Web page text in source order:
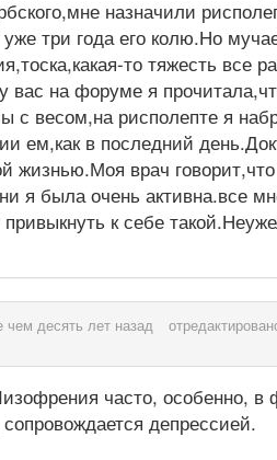
назначили
три года его колю.Но
то тяжесть все
вас на форуме я
весом,на рисполепте я
ем,как в последний
жизнью.Моя врач говорит,что
я была очень активна.все
к себе
чем десять лет назад
часто, особенно, в
депрессией.